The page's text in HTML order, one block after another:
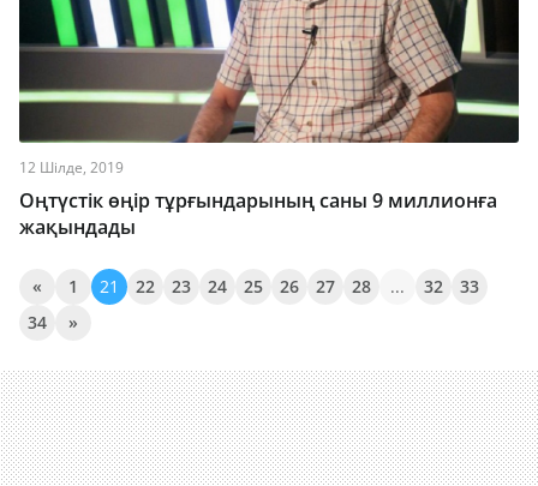
12 Шілде, 2019
Оңтүстік өңір тұрғындарының саны 9 миллионға
жақындады
« 1 21 22 23 24 25 26 27 28 ... 32
33
34
»